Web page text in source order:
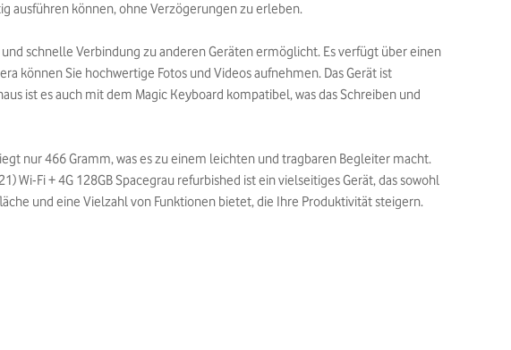
ausführen können, ohne Verzögerungen zu erleben.
schnelle Verbindung zu anderen Geräten ermöglicht. Es verfügt über einen
können Sie hochwertige Fotos und Videos aufnehmen. Das Gerät ist
ist es auch mit dem Magic Keyboard kompatibel, was das Schreiben und
nur 466 Gramm, was es zu einem leichten und tragbaren Begleiter macht.
Wi-Fi + 4G 128GB Spacegrau refurbished ist ein vielseitiges Gerät, das sowohl
und eine Vielzahl von Funktionen bietet, die Ihre Produktivität steigern.